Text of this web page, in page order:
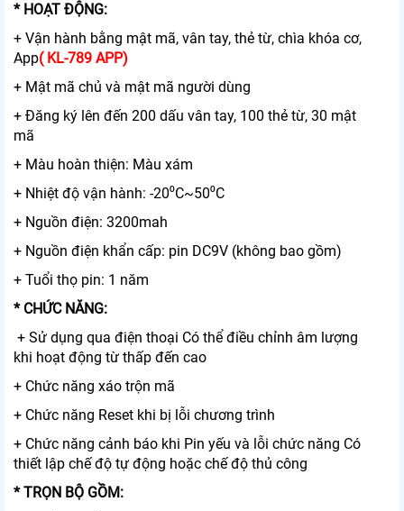
* HOẠT ĐỘNG:
+ Vận hành bằng mật mã, vân tay, thẻ từ, chìa khóa cơ,
App( KL-789 APP)
+ Mật mã chủ và mật mã người dùng
+ Đăng ký lên đến 200 dấu vân tay, 100 thẻ từ, 30 mật
mã
+ Màu hoàn thiện: Màu xám
+ Nhiệt độ vận hành: -20⁰C~50⁰C
+ Nguồn điện: 3200mah
+ Nguồn điện khẩn cấp: pin DC9V (không bao gồm)
+ Tuổi thọ pin: 1 năm
* CHỨC NĂNG:
+ Sử dụng qua điện thoại Có thể điều chỉnh âm lượng
khi hoạt động từ thấp đến cao
+ Chức năng xáo trộn mã
+ Chức năng Reset khi bị lỗi chương trình
+ Chức năng cảnh báo khi Pin yếu và lỗi chức năng Có
thiết lập chế độ tự động hoặc chế độ thủ công
* TRỌN BỘ GỒM: